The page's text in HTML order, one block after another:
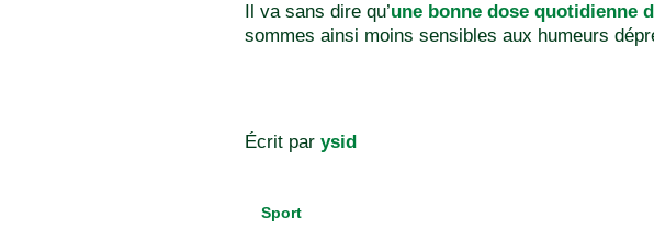
Il va sans dire qu’une bonne dose quotidienne
sommes ainsi moins sensibles aux humeurs
Écrit par ysid
Sport